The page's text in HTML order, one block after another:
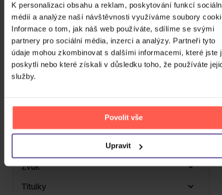
K personalizaci obsahu a reklam, poskytování funkcí
médií a analýze naší návštěvnosti využíváme soubory
Informace o tom, jak náš web používáte, sdílíme se svými
partnery pro sociální média, inzerci a analýzy. Partneři tyto
údaje mohou zkombinovat s dalšími informacemi, které jste
poskytli nebo které získali v důsledku toho, že používáte
služby.
Povolit vše
Upravit
Počet MC
Počet DVD
Počet BD
Počet vinyl
Balení média
Formát média
Zvuk
Titulky